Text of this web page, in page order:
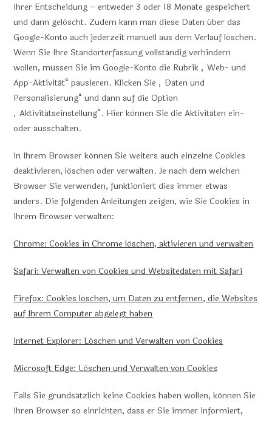
Ihrer Entscheidung – entweder 3 oder 18 Monate gespeichert
und dann gelöscht. Zudem kann man diese Daten über das
Google-Konto auch jederzeit manuell aus dem Verlauf löschen.
Wenn Sie Ihre Standorterfassung vollständig verhindern
wollen, müssen Sie im Google-Konto die Rubrik „Web- und
App-Aktivität“ pausieren. Klicken Sie „Daten und
Personalisierung“ und dann auf die Option
„Aktivitätseinstellung“. Hier können Sie die Aktivitäten ein-
oder ausschalten.
In Ihrem Browser können Sie weiters auch einzelne Cookies
deaktivieren, löschen oder verwalten. Je nach dem welchen
Browser Sie verwenden, funktioniert dies immer etwas
anders. Die folgenden Anleitungen zeigen, wie Sie Cookies in
Ihrem Browser verwalten:
Chrome: Cookies in Chrome löschen, aktivieren und verwalten
Safari: Verwalten von Cookies und Websitedaten mit Safari
Firefox: Cookies löschen, um Daten zu entfernen, die Websites
auf Ihrem Computer abgelegt haben
Internet Explorer: Löschen und Verwalten von Cookies
Microsoft Edge: Löschen und Verwalten von Cookies
Falls Sie grundsätzlich keine Cookies haben wollen, können Sie
Ihren Browser so einrichten, dass er Sie immer informiert,